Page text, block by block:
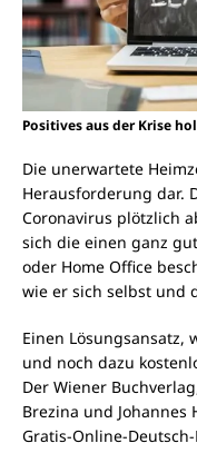
Positives aus der Krise
Die unerwartete
Herausforderung dar.
Coronavirus plötzlich
sich die einen ganz
oder Home Office
wie er sich selbst und
Einen Lösungsansatz,
und noch dazu
Der Wiener
Brezina und
Gratis-Online-